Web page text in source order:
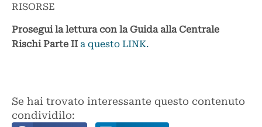
RISORSE
Prosegui la lettura con la Guida alla Centrale
Rischi Parte II a questo LINK.
Se hai trovato interessante questo contenuto
condividilo: